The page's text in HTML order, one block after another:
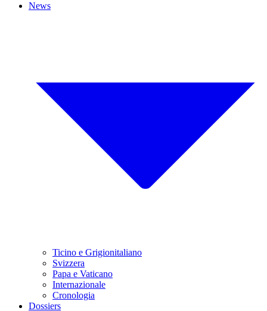
News
Ticino e Grigionitaliano
Svizzera
Papa e Vaticano
Internazionale
Cronologia
Dossiers